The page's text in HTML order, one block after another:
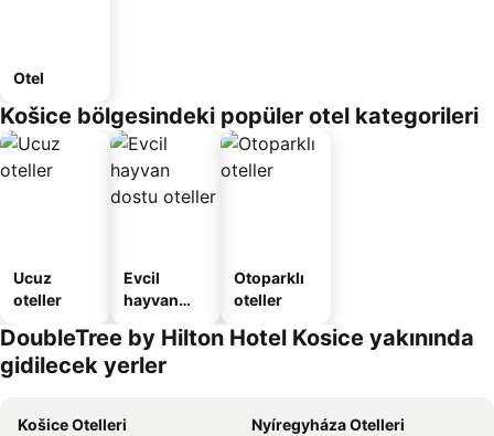
Otel
Košice bölgesindeki popüler otel kategorileri
Ucuz
oteller
Evcil
hayvan
oteller
Otoparklı
oteller
DoubleTree by Hilton Hotel Kosice yakınında
gidilecek yerler
Košice Otelleri
Nyíregyháza Otelleri